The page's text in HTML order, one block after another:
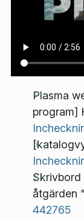
Plasma
program]
åtgärden
442765